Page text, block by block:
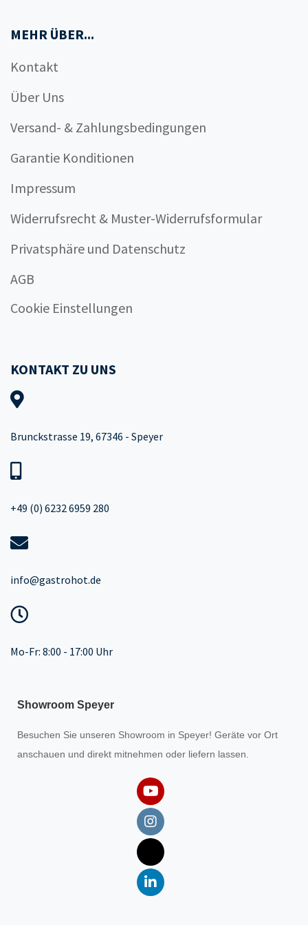
MEHR ÜBER...
Kontakt
Über Uns
Versand- & Zahlungsbedingungen
Garantie Konditionen
Impressum
Widerrufsrecht & Muster-Widerrufsformular
Privatsphäre und Datenschutz
AGB
Cookie Einstellungen
KONTAKT ZU UNS
Brunckstrasse 19, 67346 - Speyer
+49 (0) 6232 6959 280
info@gastrohot.de
Mo-Fr: 8:00 - 17:00 Uhr
Showroom Speyer
Besuchen Sie unseren Showroom in Speyer! Geräte vor Ort
anschauen und direkt mitnehmen oder liefern lassen.